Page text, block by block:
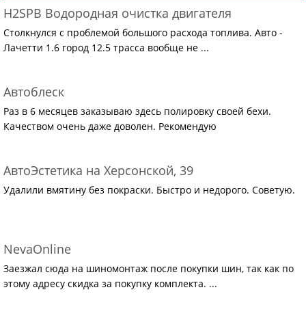
H2SPB Водородная очистка двигателя
Столкнулся с проблемой большого расхода топлива. Авто -
Лачетти 1.6 город 12.5 трасса вообще не ...
Автоблеск
Раз в 6 месяцев заказываю здесь полировку своей бехи.
Качеством очень даже доволен. Рекомендую
АвтоЭстетика на Херсонской, 39
Удалили вмятину без покраски. Быстро и недорого. Советую.
NevaOnline
Заезжал сюда на шиномонтаж после покупки шин, так как по
этому адресу скидка за покупку комплекта. ...